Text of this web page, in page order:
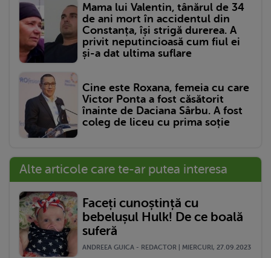
Mama lui Valentin, tânărul de 34
de ani mort în accidentul din
Constanța, își strigă durerea. A
privit neputincioasă cum fiul ei
și-a dat ultima suflare
Cine este Roxana, femeia cu care
Victor Ponta a fost căsătorit
înainte de Daciana Sârbu. A fost
coleg de liceu cu prima soție
Alte articole care te-ar putea interesa
Faceți cunoștință cu
bebelușul Hulk! De ce boală
suferă
ANDREEA GUICA - REDACTOR | MIERCURI, 27.09.2023